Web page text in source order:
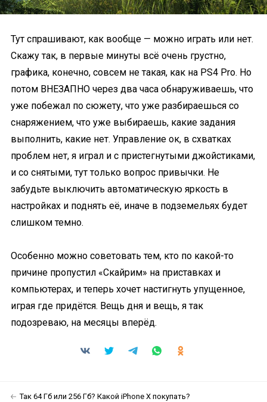
Тут спрашивают, как вообще — можно играть или нет.
Скажу так, в первые минуты всё очень грустно,
графика, конечно, совсем не такая, как на PS4 Pro. Но
потом ВНЕЗАПНО через два часа обнаруживаешь, что
уже побежал по сюжету, что уже разбираешься со
снаряжением, что уже выбираешь, какие задания
выполнить, какие нет. Управление ок, в схватках
проблем нет, я играл и с пристегнутыми джойстиками,
и со снятыми, тут только вопрос привычки. Не
забудьте выключить автоматическую яркость в
настройках и поднять её, иначе в подземельях будет
слишком темно.
Особенно можно советовать тем, кто по какой-то
причине пропустил «Скайрим» на приставках и
компьютерах, и теперь хочет настигнуть упущенное,
играя где придётся. Вещь дня и вещь, я так
подозреваю, на месяцы вперёд.
Так 64 Гб или 256 Гб? Какой iPhone X покупать?